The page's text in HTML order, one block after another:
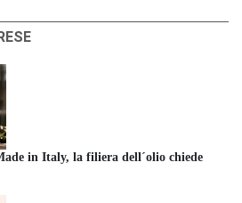
in Italy, la filiera dell´olio chiede